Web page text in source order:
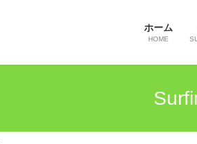
ホーム
HOME